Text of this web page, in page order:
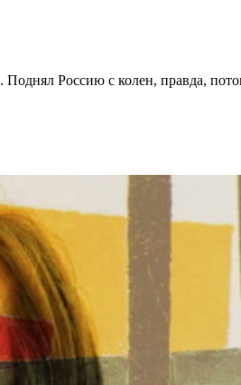
Россию с колен, правда,